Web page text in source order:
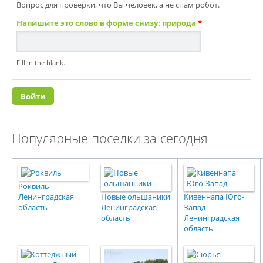
Вопрос для проверки, что Вы человек, а не спам робот.
Напишите это слово в форме снизу: природа *
Fill in the blank.
Популярные поселки за сегодня
Роквиль
Ленинградская
область
Новые ольшаники
Ленинградская
область
Кивеннапа Юго-
Запад
Ленинградская
область